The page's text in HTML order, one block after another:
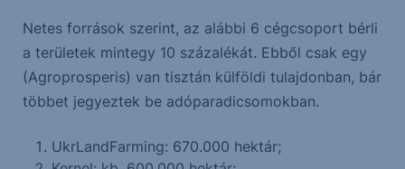
Netes források szerint, az alábbi 6 cégcsoport bérli
a területek mintegy 10 százalékát. Ebből csak egy
(Agroprosperis) van tisztán külföldi tulajdonban, bár
többet jegyeztek be adóparadicsomokban.
UkrLandFarming: 670.000 hektár;